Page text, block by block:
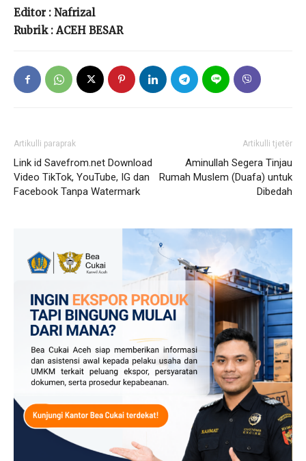
Editor : Nafrizal
Rubrik : ACEH BESAR
Artikulli paraprak
Link id Savefrom.net Download
Video TikTok, YouTube, IG dan
Facebook Tanpa Watermark
Artikulli tjetër
Aminullah Segera Tinjau
Rumah Muslem (Duafa) untuk
Dibedah